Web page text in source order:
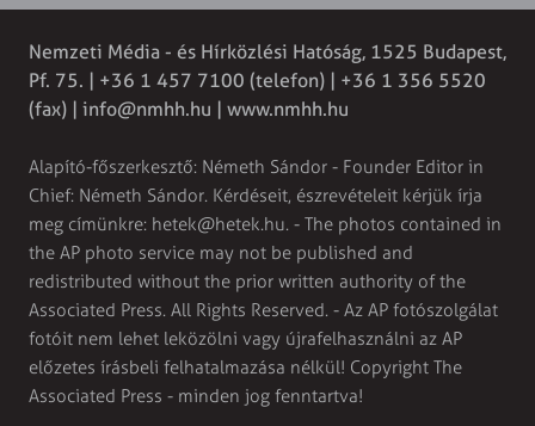
Nemzeti Média - és Hírközlési Hatóság, 1525 Budapest,
Pf. 75. | +36 1 457 7100 (telefon) | +36 1 356 5520
(fax) | info@nmhh.hu | www.nmhh.hu
Alapító-főszerkesztő: Németh Sándor - Founder Editor in
Chief: Németh Sándor. Kérdéseit, észrevételeit kérjük írja
meg címünkre: hetek@hetek.hu. - The photos contained in
the AP photo service may not be published and
redistributed without the prior written authority of the
Associated Press. All Rights Reserved. - Az AP fotószolgálat
fotóit nem lehet leközölni vagy újrafelhasználni az AP
előzetes írásbeli felhatalmazása nélkül! Copyright The
Associated Press - minden jog fenntartva!